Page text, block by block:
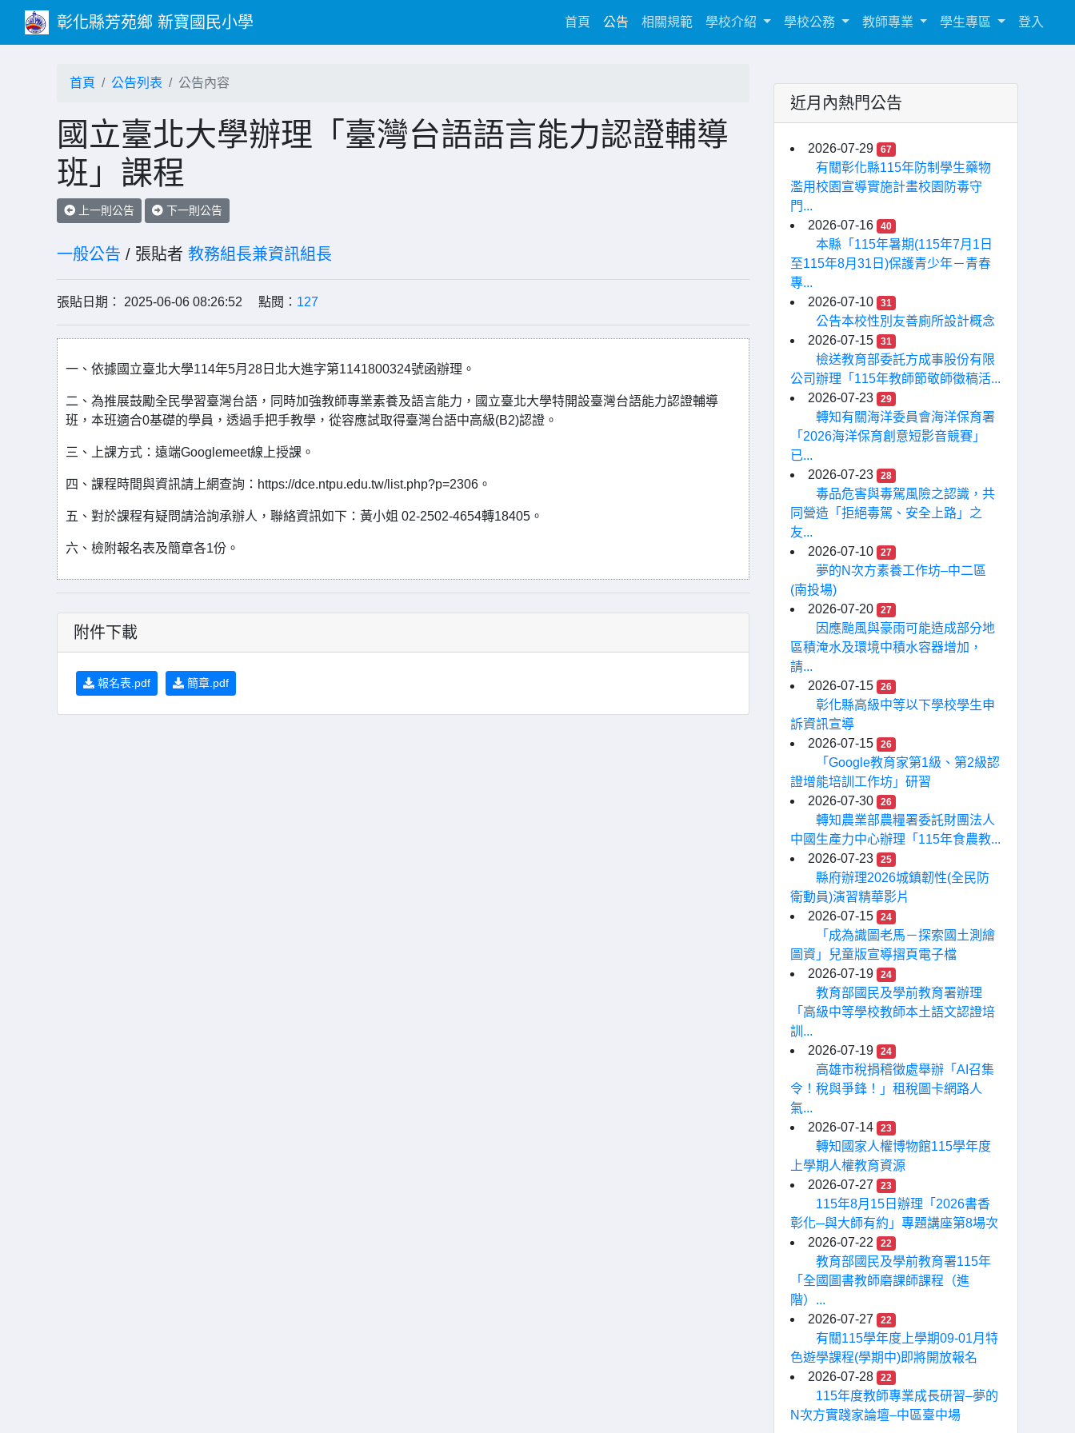
彰化縣芳苑鄉 新寶國民小學 首頁 (current)
公告 相關規範 學校介紹 學校公務 教師專業 學生專區 登入
首頁 公告列表 公告內容
國立臺北大學辦理「臺灣台語語言能力認證輔導
班」課程
上一則公告 下一則公告
一般公告 / 張貼者 教務組長兼資訊組長
張貼日期： 2025-06-06 08:26:52 點閱： 127
一、依據國立臺北大學114年5月28日北大進字第1141800324號函辦理。
二、為推展鼓勵全民學習臺灣台語，同時加強教師專業素養及語言能力，國立臺北大學特開設臺灣台語能力認證輔導
班，本班適合0基礎的學員，透過手把手教學，從容應試取得臺灣台語中高級(B2)認證。
三、上課方式：遠端Googlemeet線上授課。
四、課程時間與資訊請上網查詢：https://dce.ntpu.edu.tw/list.php?p=2306。
五、對於課程有疑問請洽詢承辦人，聯絡資訊如下：黃小姐 02-2502-4654轉18405。
六、檢附報名表及簡章各1份。
附件下載
報名表.pdf 簡章.pdf
近月內熱門公告
2026-07-29 67
有關彰化縣115年防制學生藥物
濫用校園宣導實施計畫校園防毒守
門...
2026-07-16
40
本縣「115年暑期(115年7月1日
至115年8月31日)保護青少年－青春
專...
2026-07-10
31
公告本校性別友善廁所設計概念
2026-07-15
31
檢送教育部委託方成事股份有限
公司辦理「115年教師節敬師徵稿活...
2026-07-23
29
轉知有關海洋委員會海洋保育署
「2026海洋保育創意短影音競賽」
已...
2026-07-23
28
毒品危害與毒駕風險之認識，共
同營造「拒絕毒駕、安全上路」之
友...
2026-07-10
27
夢的N次方素養工作坊–中二區
(南投場)
2026-07-20
27
因應颱風與豪雨可能造成部分地
區積淹水及環境中積水容器增加，
請...
2026-07-15
26
彰化縣高級中等以下學校學生申
訴資訊宣導
2026-07-15
26
「Google教育家第1級、第2級認
證增能培訓工作坊」研習
2026-07-30
26
轉知農業部農糧署委託財團法人
中國生產力中心辦理「115年食農教...
2026-07-23
25
縣府辦理2026城鎮韌性(全民防
衛動員)演習精華影片
2026-07-15
24
「成為識圖老馬－探索國土測繪
圖資」兒童版宣導摺頁電子檔
2026-07-19
24
教育部國民及學前教育署辦理
「高級中等學校教師本土語文認證培
訓...
2026-07-19
24
高雄市稅捐稽徵處舉辦「AI召集
令！稅與爭鋒！」租稅圖卡網路人
氣...
2026-07-14
23
轉知國家人權博物館115學年度
上學期人權教育資源
2026-07-27
23
115年8月15日辦理「2026書香
彰化─與大師有約」專題講座第8場次
2026-07-22
22
教育部國民及學前教育署115年
「全國圖書教師磨課師課程（進
階）...
2026-07-27
22
有關115學年度上學期09-01月特
色遊學課程(學期中)即將開放報名
2026-07-28
22
115年度教師專業成長研習–夢的
N次方實踐家論壇–中區臺中場